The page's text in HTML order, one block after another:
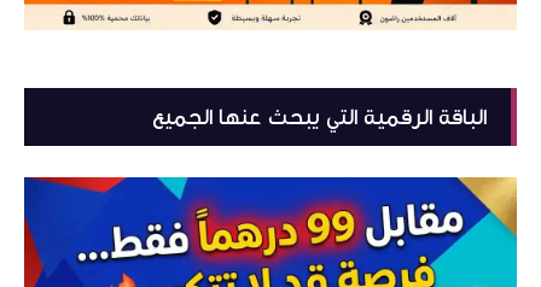
الباقة الرقمية التي يبحث عنها الجميع